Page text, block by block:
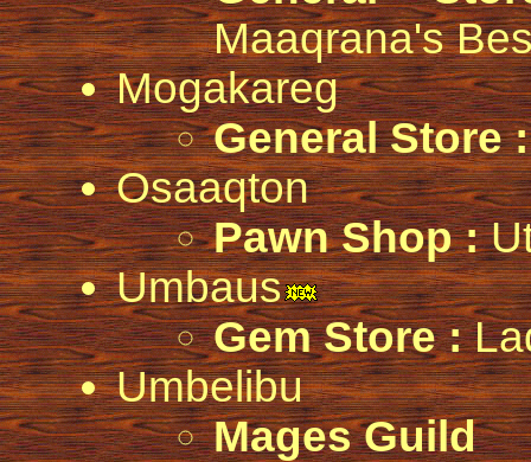
Maaqrana's
Mogakareg
General Store :
Osaaqton
Pawn Shop :
Umbaus
Gem Store :
Umbelibu
Mages Guild